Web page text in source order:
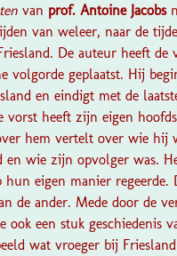
van prof. Antoine Jacobs
van weleer, naar de
De auteur heeft de
volgorde geplaatst. Hij
en eindigt met de
vorst heeft zijn eigen
hem vertelt over wie hij
en wie zijn opvolger was.
eigen manier regeerde.
de ander. Mede door de
ook een stuk geschiedenis
wat vroeger bij